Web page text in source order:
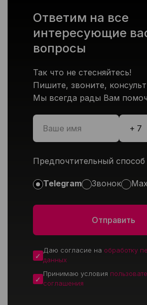
Ответим на все
интересующие
вопросы
Так что не стесняйтесь!
Пишите, звоните,
Мы всегда рады Вам
Предпочтительный способ
Telegram Звонок Max
Даю согласие на обработку
данных
Принимаю условия
соглашения